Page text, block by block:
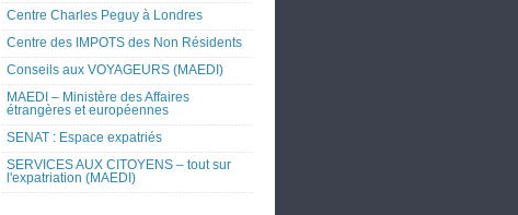
Centre Charles Peguy à Londres
Centre des IMPOTS des Non Résidents
Conseils aux VOYAGEURS (MAEDI)
MAEDI – Ministère des Affaires
étrangères et européennes
SENAT : Espace expatriés
SERVICES AUX CITOYENS – tout sur
l'expatriation (MAEDI)